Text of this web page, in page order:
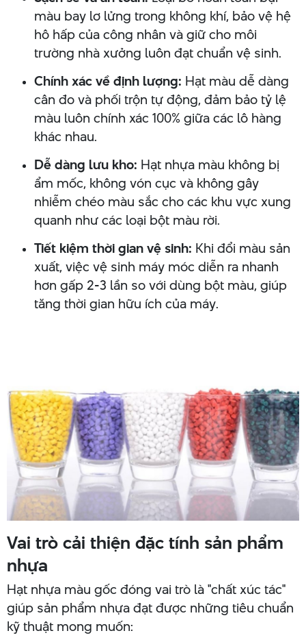
màu bay lơ lửng trong không khí, bảo vệ hệ
hô hấp của công nhân và giữ cho môi
trường nhà xưởng luôn đạt chuẩn vệ sinh.
Chính xác về định lượng: Hạt màu dễ dàng
cân đo và phối trộn tự động, đảm bảo tỷ lệ
màu luôn chính xác 100% giữa các lô hàng
khác nhau.
Dễ dàng lưu kho: Hạt nhựa màu không bị
ẩm mốc, không vón cục và không gây
nhiễm chéo màu sắc cho các khu vực xung
quanh như các loại bột màu rời.
Tiết kiệm thời gian vệ sinh: Khi đổi màu sản
xuất, việc vệ sinh máy móc diễn ra nhanh
hơn gấp 2-3 lần so với dùng bột màu, giúp
tăng thời gian hữu ích của máy.
Vai trò cải thiện đặc tính sản phẩm
nhựa
Hạt nhựa màu gốc đóng vai trò là "chất xúc tác"
giúp sản phẩm nhựa đạt được những tiêu chuẩn
kỹ thuật mong muốn: